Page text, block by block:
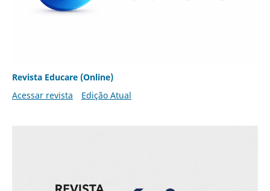
Revista Educare (Online)
Acessar revista
Edição Atual